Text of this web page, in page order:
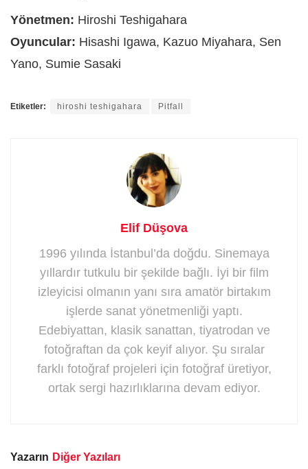
Yönetmen: Hiroshi Teshigahara
Oyuncular: Hisashi Igawa, Kazuo Miyahara, Sen
Yano, Sumie Sasaki
Etiketler: hiroshi teshigahara Pitfall
Elif Düşova
1996 yılında İstanbul’da doğdu. Sinemaya
yıllardır tutkulu bir şekilde bağlı. İyi bir film
izleyicisi olmanın yanı sıra amatör birtakım
işlerde sanat yönetmenliği yaptı.
Edebiyattan, klasik sanattan, tiyatrodan ve
fotoğraftan da çok keyif alıyor. Şu sıralar
farklı fotoğraf projeleri için fotoğraf üretiyor,
ortak sergi hazırlıklarına devam ediyor.
Yazarın Diğer Yazıları